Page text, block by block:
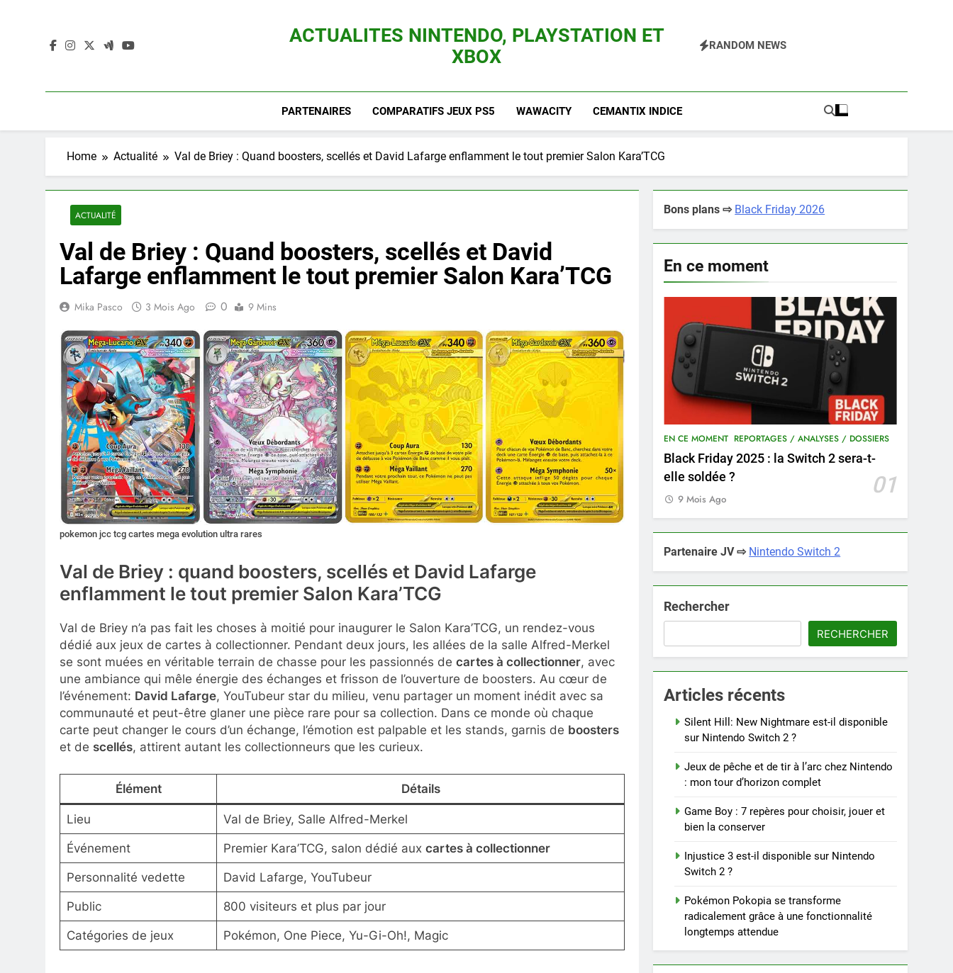
ACTUALITES NINTENDO, PLAYSTATION ET
XBOX
RANDOM NEWS
PARTENAIRES COMPARATIFS JEUX PS5 WAWACITY CEMANTIX INDICE
Home Actualité Val de Briey : Quand boosters, scellés et David Lafarge enflamment le tout premier Salon Kara’TCG
ACTUALITÉ
Val de Briey : Quand boosters, scellés et David
Lafarge enflamment le tout premier Salon Kara’TCG
Mika Pasco 3 Mois Ago 0 9 Mins
pokemon jcc tcg cartes mega evolution ultra rares
Val de Briey : quand boosters, scellés et David Lafarge
enflamment le tout premier Salon Kara’TCG
Val de Briey n’a pas fait les choses à moitié pour inaugurer le Salon Kara’TCG, un rendez-vous
dédié aux jeux de cartes à collectionner. Pendant deux jours, les allées de la salle Alfred-Merkel
se sont muées en véritable terrain de chasse pour les passionnés de cartes à collectionner, avec
une ambiance qui mêle énergie des échanges et frisson de l’ouverture de boosters. Au cœur de
l’événement: David Lafarge, YouTubeur star du milieu, venu partager un moment inédit avec sa
communauté et peut-être glaner une pièce rare pour sa collection. Dans ce monde où chaque
carte peut changer le cours d’un échange, l’émotion est palpable et les stands, garnis de boosters
et de scellés, attirent autant les collectionneurs que les curieux.
Élément Détails
Lieu Val de Briey, Salle Alfred-Merkel
Événement Premier Kara’TCG, salon dédié aux cartes à collectionner
Personnalité vedette David Lafarge, YouTubeur
Public 800 visiteurs et plus par jour
Catégories de jeux Pokémon, One Piece, Yu-Gi-Oh!, Magic
Bons plans ⇨ Black Friday 2026
En ce moment
EN CE MOMENT REPORTAGES / ANALYSES / DOSSIERS
Black Friday 2025 : la Switch 2 sera-t-
elle soldée ?
01
9 Mois Ago
Partenaire JV ⇨ Nintendo Switch 2
Rechercher
RECHERCHER
Articles récents
Silent Hill: New Nightmare est-il disponible
sur Nintendo Switch 2 ?
Jeux de pêche et de tir à l’arc chez Nintendo
: mon tour d’horizon complet
Game Boy : 7 repères pour choisir, jouer et
bien la conserver
Injustice 3 est-il disponible sur Nintendo
Switch 2 ?
Pokémon Pokopia se transforme
radicalement grâce à une fonctionnalité
longtemps attendue